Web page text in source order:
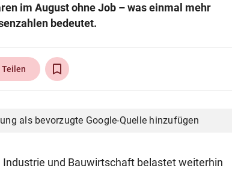
im August ohne Job – was einmal mehr
bedeutet.
Teilen
als bevorzugte Google-Quelle hinzufügen
Industrie und Bauwirtschaft belastet weiterhin